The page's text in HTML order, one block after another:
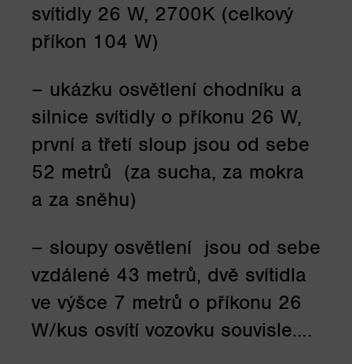
svítidly 26 W, 2700K (celkový
příkon 104 W)
– ukázku osvětlení chodníku a
silnice svítidly o příkonu 26 W,
první a třetí sloup jsou od sebe
52 metrů (za sucha, za mokra
a za sněhu)
– sloupy osvětlení jsou od sebe
vzdálené 43 metrů, dvě svítidla
ve výšce 7 metrů o příkonu 26
W/kus osvítí vozovku souvisle….